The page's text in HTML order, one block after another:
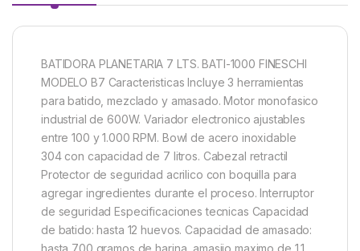
BATIDORA PLANETARIA 7 LTS. BATI-1000 FINESCHI
MODELO B7 Caracteristicas Incluye 3 herramientas
para batido, mezclado y amasado. Motor monofasico
industrial de 600W. Variador electronico ajustables
entre 100 y 1.000 RPM. Bowl de acero inoxidable
304 con capacidad de 7 litros. Cabezal retractil
Protector de seguridad acrilico con boquilla para
agregar ingredientes durante el proceso. Interruptor
de seguridad Especificaciones tecnicas Capacidad
de batido: hasta 12 huevos. Capacidad de amasado: